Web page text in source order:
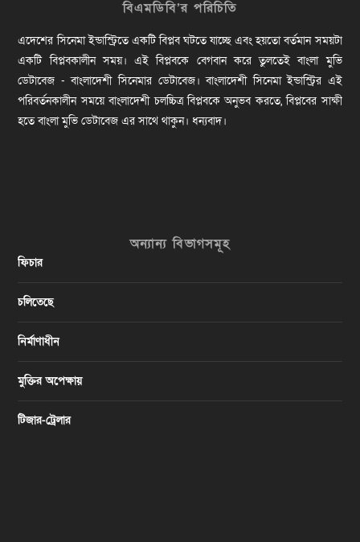
বিএমডিবি’র পরিচিতি
এদেশের সিনেমা ইন্ডাস্ট্রিতে একটি বিপ্লব ঘটতে যাচ্ছে এবং হয়তো বর্তমান সময়টা
একটি বিপ্লবকালীন সময়। এই বিপ্লবকে বেগবান করে তুলতেই বাংলা মুভি
ডেটাবেজ - বাংলাদেশী সিনেমার ডেটাবেজ। বাংলাদেশী সিনেমা ইন্ডাস্ট্রির এই
পরিবর্তনকালীন সময়ে বাংলাদেশী চলচ্চিত্র বিপ্লবকে অনুভব করতে, বিপ্লবের সাক্ষী
হতে বাংলা মুভি ডেটাবেজ এর সাথে থাকুন। ধন্যবাদ।
অন্যান্য বিভাগসমূহ
ফিচার
চলিতেছে
নির্মাণাধীন
মুক্তির অপেক্ষায়
টিজার-ট্রেলার